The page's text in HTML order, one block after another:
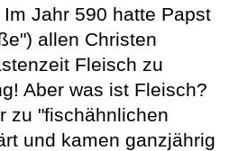
Jahr 590 hatte Papst
allen Christen
Fleisch zu
Aber was ist Fleisch?
zu "fischähnlichen
und kamen ganzjährig